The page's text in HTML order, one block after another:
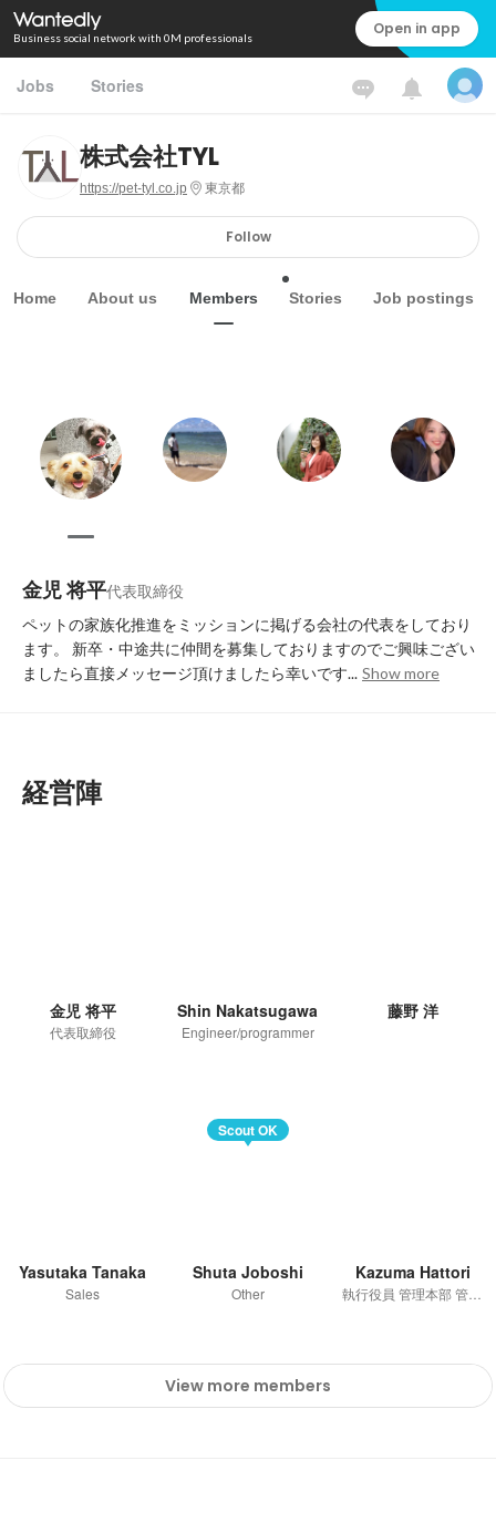
Business social network with 0M professionals Open in app
Jobs Stories
株式会社TYL
https://pet-tyl.co.jp 東京都
Follow
Home About us Members Stories Job postings
金児 将平代表取締役
ペットの家族化推進をミッションに掲げる会社の代表をしており
ます。 新卒・中途共に仲間を募集しておりますのでご興味ござい
ましたら直接メッセージ頂けましたら幸いです... Show more
経営陣
金児 将平
代表取締役
Shin Nakatsugawa
Engineer/programmer
藤野 洋
Yasutaka Tanaka
Sales
Scout OK
Shuta Joboshi
Other
Kazuma Hattori
View more members